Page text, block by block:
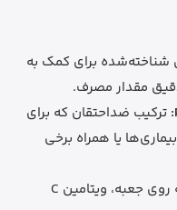
شناخته‌شده برای کمک به
مقدار مصرف.
ترکیب ضداحتقان که برای
یا همراه برخی
طبق نوشته روی جعبه، ویتامین C